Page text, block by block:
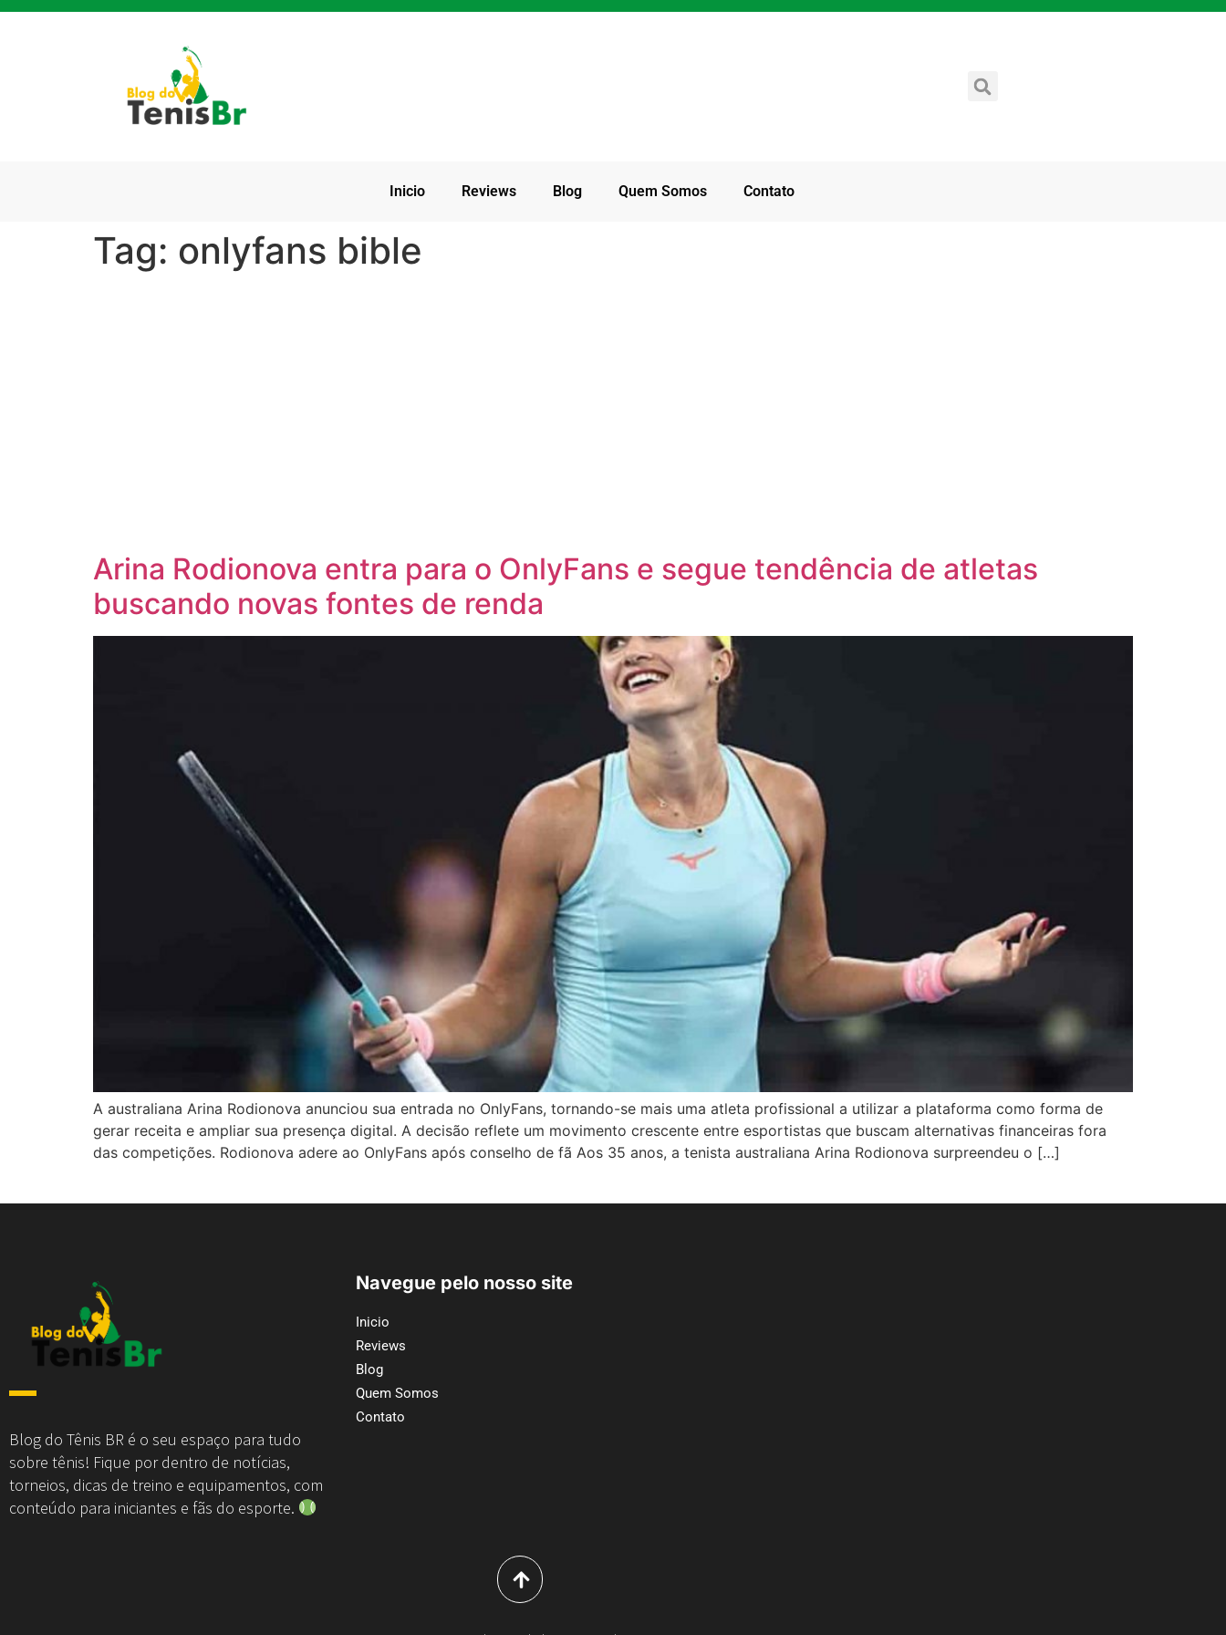
Inicio Reviews Blog Quem Somos Contato
Tag: onlyfans bible
Arina Rodionova entra para o OnlyFans e segue tendência de atletas
buscando novas fontes de renda
A australiana Arina Rodionova anunciou sua entrada no OnlyFans, tornando-se mais uma atleta profissional a utilizar a plataforma como forma de
gerar receita e ampliar sua presença digital. A decisão reflete um movimento crescente entre esportistas que buscam alternativas financeiras fora
das competições. Rodionova adere ao OnlyFans após conselho de fã Aos 35 anos, a tenista australiana Arina Rodionova surpreendeu o […]
Blog do Tênis BR é o seu espaço para tudo
sobre tênis! Fique por dentro de notícias,
torneios, dicas de treino e equipamentos, com
conteúdo para iniciantes e fãs do esporte.
Navegue pelo nosso site
Inicio
Reviews
Blog
Quem Somos
Contato